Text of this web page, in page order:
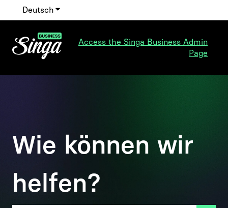
Deutsch Untermenü für Übersetzungen anzeigen
Access the Singa Business Admin
Page
Wie können wir
helfen?